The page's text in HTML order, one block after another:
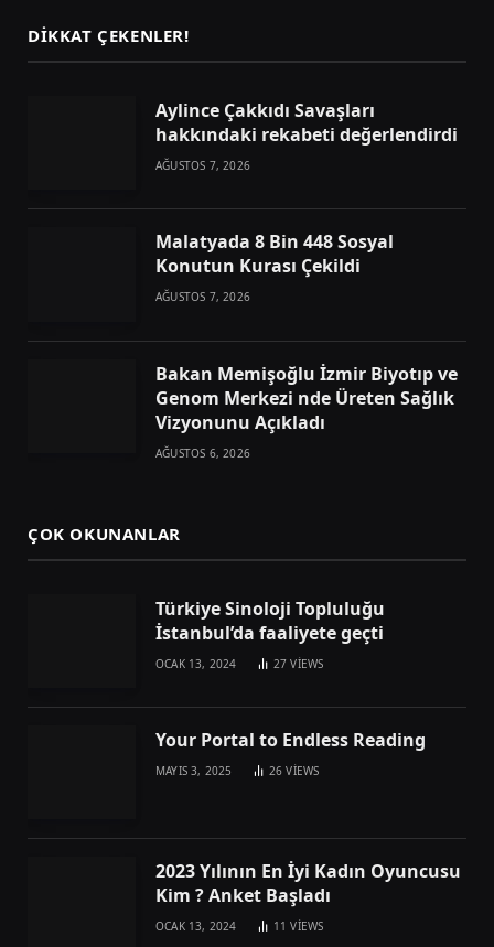
DIKKAT ÇEKENLER!
Aylince Çakkıdı Savaşları
hakkındaki rekabeti değerlendirdi
AĞUSTOS 7, 2026
Malatyada 8 Bin 448 Sosyal
Konutun Kurası Çekildi
AĞUSTOS 7, 2026
Bakan Memişoğlu İzmir Biyotıp ve
Genom Merkezi nde Üreten Sağlık
Vizyonunu Açıkladı
AĞUSTOS 6, 2026
ÇOK OKUNANLAR
Türkiye Sinoloji Topluluğu
İstanbul’da faaliyete geçti
OCAK 13, 2024 27VIEWS
Your Portal to Endless Reading
MAYIS 3, 2025 26VIEWS
2023 Yılının En İyi Kadın Oyuncusu
Kim ? Anket Başladı
OCAK 13, 2024 11VIEWS